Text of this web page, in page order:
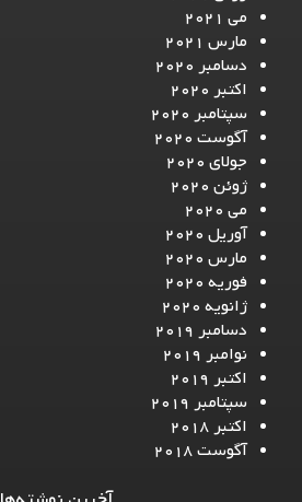
می 2021
مارس 2021
دسامبر 2020
اکتبر 2020
سپتامبر 2020
آگوست 2020
جولای 2020
ژوئن 2020
می 2020
آوریل 2020
مارس 2020
فوریه 2020
ژانویه 2020
دسامبر 2019
نوامبر 2019
اکتبر 2019
سپتامبر 2019
اکتبر 2018
آگوست 2018